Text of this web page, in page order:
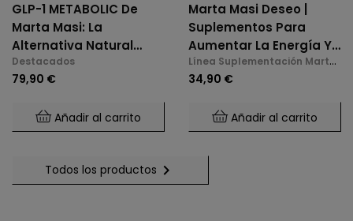
GLP-1 METABOLIC De
Marta Masi: La
Alternativa Natural
Para El Control De
Glucosa Y Saciedad.
Destacados
79,90 €
Añadir al carrito
Marta Masi Deseo |
Suplementos Para
Aumentar La Energía Y
La Libido En La
Menopausia
Línea Suplementación Marta
Masi
34,90 €
Añadir al carrito
Todos los productos 